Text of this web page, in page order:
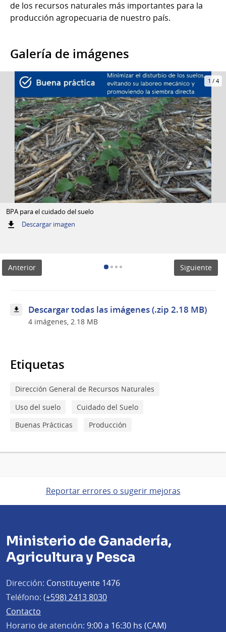
de los recursos naturales más importantes para la
producción agropecuaria de nuestro país.
Galería de imágenes
1 / 4
BPA para el cuidado del suelo
Descargar imagen:
Anterior Siguiente
Descargar todas las imágenes (.zip 2.18 MB)
4 imágenes, 2.18 MB
Etiquetas
Dirección General de Recursos Naturales
Uso del suelo
Cuidado del Suelo
Buenas Prácticas
Producción
Reportar errores o sugerir mejoras
Ministerio de Ganadería,
Agricultura y Pesca
Dirección: Constituyente 1476
Teléfono: (+598) 2413 8030
Contacto
Horario de atención: 9:00 a 16:30 hs (CAM)